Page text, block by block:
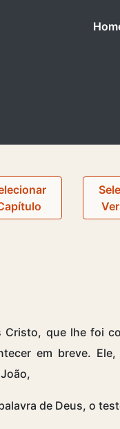
Cristo, que lhe foi
em breve.
de Deus, o